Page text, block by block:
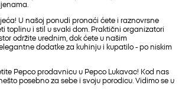
U našoj ponudi pronaći ćete i raznovrsne
toplinu i stil u svaki dom. Praktični organizatori
održite urednim, dok ćete u našim
dodatke za kuhinju i kupatilo - po niskim
Pepco prodavnicu u Pepco Lukavac! Kod nas
posebno za sebe i svoju porodicu. Vidimo se u